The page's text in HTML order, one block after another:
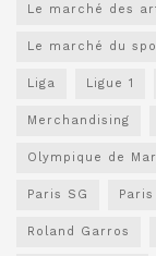
Le marché des
Le marché du
Liga Ligue 1
Merchandising
Olympique de
Paris SG
Roland Garros